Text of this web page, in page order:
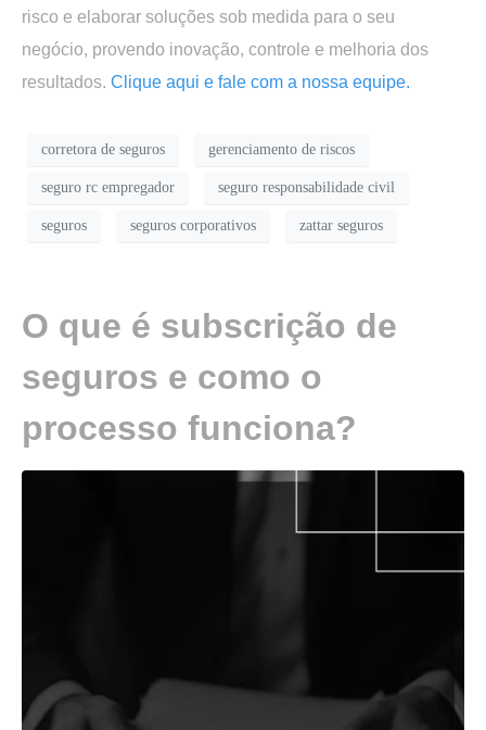
risco e elaborar soluções sob medida para o seu
negócio, provendo inovação, controle e melhoria dos
resultados. Clique aqui e fale com a nossa equipe.
corretora de seguros gerenciamento de riscos
seguro rc empregador seguro responsabilidade civil
seguros seguros corporativos zattar seguros
O que é subscrição de
seguros e como o
processo funciona?